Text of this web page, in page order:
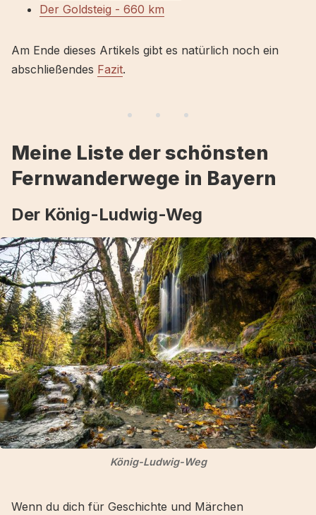
Der Goldsteig - 660 km
Am Ende dieses Artikels gibt es natürlich noch ein
abschließendes Fazit.
Meine Liste der schönsten
Fernwanderwege in Bayern
Der König-Ludwig-Weg
König-Ludwig-Weg
Wenn du dich für Geschichte und Märchen